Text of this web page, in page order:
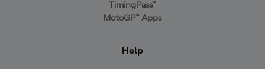
TimingPass™
MotoGP™ Apps
Help